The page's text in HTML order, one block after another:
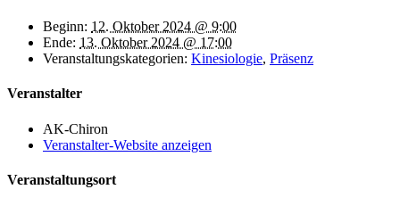
Beginn: 12. Oktober 2024 @ 9:00
Ende: 13. Oktober 2024 @ 17:00
Veranstaltungskategorien: Kinesiologie, Präsenz
Veranstalter
AK-Chiron
Veranstalter-Website anzeigen
Veranstaltungsort